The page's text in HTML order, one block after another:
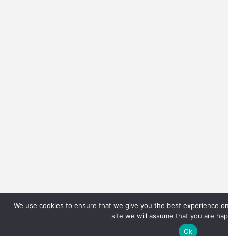
We use cookies to ensure that we give you the best experience
site we will assume that you are
Ok